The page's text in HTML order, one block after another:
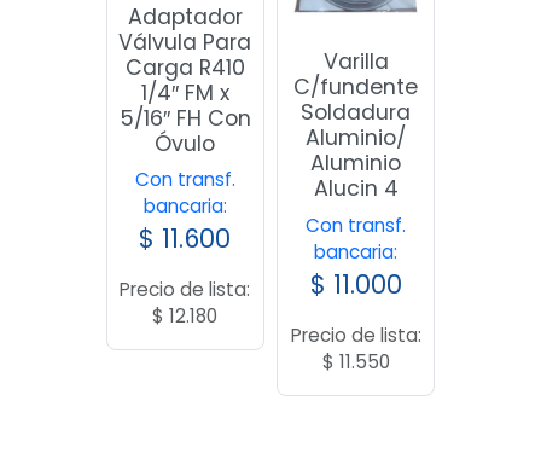
Adaptador
Válvula Para
Carga R410
1/4″ FM x
5/16″ FH Con
Óvulo
Con transf.
bancaria:
$ 11.600
Precio de lista:
$ 12.180
Varilla
C/fundente
Soldadura
Aluminio/
Aluminio
Alucin 4
Con transf.
bancaria:
$ 11.000
Precio de lista:
$ 11.550